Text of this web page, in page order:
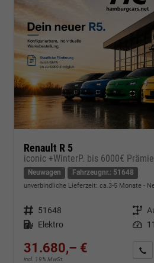
Renault R 5
iconic +WinterP. bis 6000€
Neuwagen Fahrzeugnr.: 51648
unverbindliche Lieferzeit: ca.3-5 Monate
Fahrzeugnr. 51648 Getriebe
Kraftstoff Elektro Leistung
31.680,– €
incl. 19% MwSt.